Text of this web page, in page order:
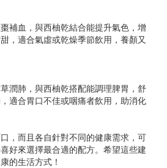
補血，與西柚乾結合能提升氣色，增
，適合氣虛或乾燥季節飲用，養顏又
潤肺，與西柚乾搭配能調理脾胃，舒
適合胃口不佳或咽痛者飲用，助消化
，而且各自針對不同的健康需求，可
好來選擇最合適的配方。希望這些建
的生活方式！